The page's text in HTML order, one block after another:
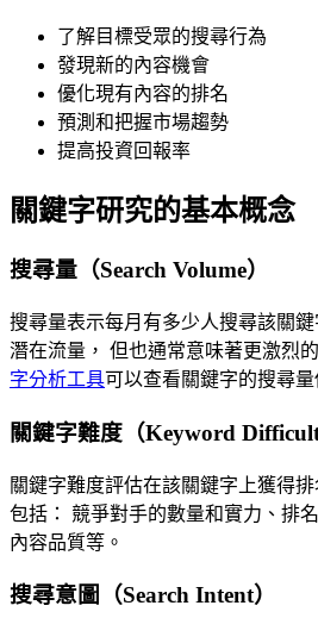
了解目標受眾的搜尋行為
發現新的內容機會
優化現有內容的排名
預測和把握市場趨勢
提高投資回報率
關鍵字研究的基本概念
搜尋量（Search Volume）
搜尋量表示每月有多少人搜尋該關
潛在流量， 但也通常意味著更激烈
字分析工具可以查看關鍵字的搜尋量
關鍵字難度（Keyword
關鍵字難度評估在該關鍵字上獲得
包括： 競爭對手的數量和實力、排
內容品質等。
搜尋意圖（Search Intent）